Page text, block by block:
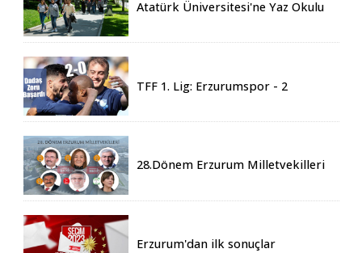
Atatürk Üniversitesi'ne Yaz Okulu
TFF 1. Lig: Erzurumspor - 2
28.Dönem Erzurum Milletvekilleri
Erzurum'dan ilk sonuçlar